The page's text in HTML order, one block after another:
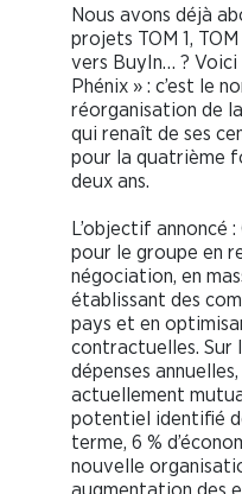
Nous avons déjà
projets TOM 1,
vers BuyIn… ?
Phénix » : c’est le
réorganisation de
qui renaît de ses
pour la quatrième
deux ans.
L’objectif annoncé
pour le groupe en
négociation, en
établissant des
pays et en
contractuelles. Sur
dépenses
actuellement
potentiel identifié
terme, 6 %
nouvelle
augmentation des